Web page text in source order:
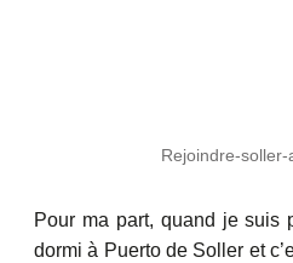
Rejoindre-
Pour ma part, quand je suis
dormi à Puerto de Soller et